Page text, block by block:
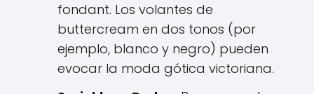
fondant. Los volantes de
buttercream en dos tonos (por
ejemplo, blanco y negro) pueden
evocar la moda gótica victoriana.